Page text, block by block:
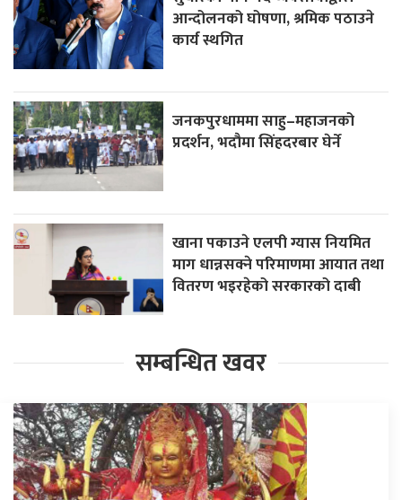
आन्दोलनको घोषणा, श्रमिक पठाउने
कार्य स्थगित
जनकपुरधाममा साहु–महाजनको
प्रदर्शन, भदौमा सिंहदरबार घेर्ने
खाना पकाउने एलपी ग्यास नियमित
माग धान्नसक्ने परिमाणमा आयात तथा
वितरण भइरहेको सरकारको दाबी
सम्बन्धित खवर